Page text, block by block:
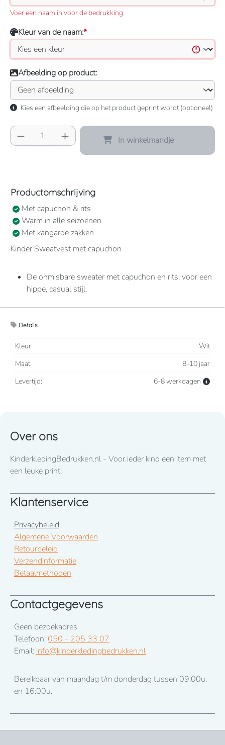
Voer een naam in voor de bedrukking.
Kleur van de naam:*
Afbeelding op product:
Kies een afbeelding die op het product geprint wordt (optioneel)
Producthoeveelheid: Voer de gewenste
In winkelmandje
Productomschrijving
Met capuchon & rits
Warm in alle seizoenen
Met kangaroe zakken
Kinder Sweatvest met capuchon
De onmisbare sweater met capuchon en rits, voor een
hippe, casual stijl.
optimaal comfort.
300 grams
Details
Kleur
Wit
Maat
8-10 jaar
Levertijd:
6-8 werkdagen
Over ons
KinderkledingBedrukken.nl - Voor ieder kind een item met
een leuke print!
Klantenservice
Privacybeleid
Algemene Voorwaarden
Retourbeleid
Verzendinformatie
Betaalmethoden
Contactgegevens
Geen bezoekadres
Telefoon: 050 - 205 33 07
Email: info@kinderkledingbedrukken.nl
Bereikbaar van maandag t/m donderdag tussen 09:00u.
en 16:00u.